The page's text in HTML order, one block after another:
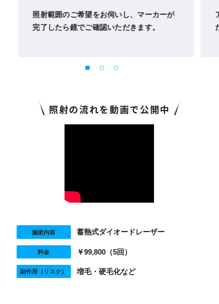
照射範囲のご希望をお伺いし、マーカーが
完了したら鏡でご確認いただきます。
照射の流れを動画で公開中
施術内容 蓄熱式ダイオードレーザー
料金 ￥99,800（5回）
副作用（リスク） 増毛・硬毛化など